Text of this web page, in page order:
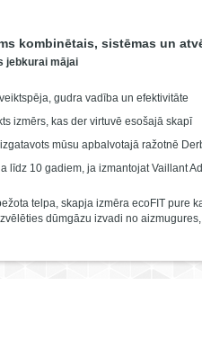
kombinētais, sistēmas un
jebkurai mājai
gudra vadība un efektivitāte
izmērs, kas der virtuvē esošajā skapī
mūsu apbalvotajā ražotnē
līdz 10 gadiem, ja izmantojat Vaillant
telpa, skapja izmēra ecoFIT pure
dūmgāzu izvadi no